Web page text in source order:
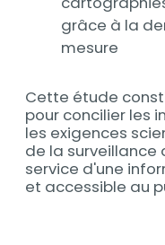
grâce à la
mesure
Cette étude
pour concilier les
les exigences
de la surveillance
service d'une
et accessible au